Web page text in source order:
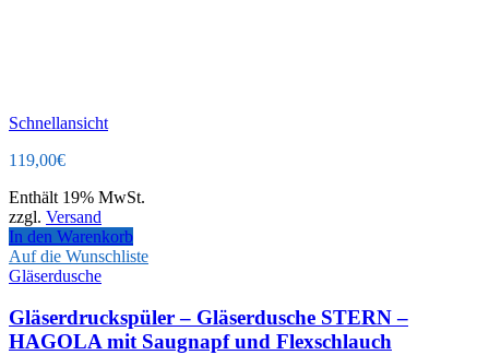
Schnellansicht
119,00€
Enthält 19% MwSt.
zzgl. Versand
In den Warenkorb
Auf die Wunschliste
Gläserdusche
Gläserdruckspüler – Gläserdusche STERN –
HAGOLA mit Saugnapf und Flexschlauch